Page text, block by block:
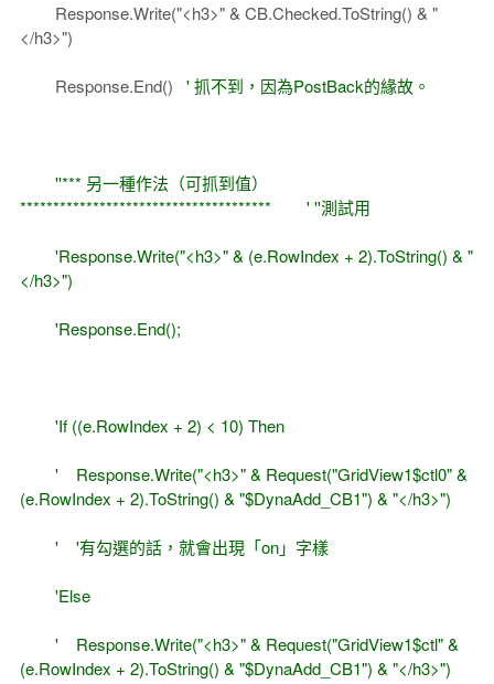
Response.Write("<h3>" & CB.Checked.ToString() & "
</h3>")
Response.End() ' 抓不到，因為PostBack的緣故。
''*** 另一種作法（可抓到值）
************************************** ' ''測試用
'Response.Write("<h3>" & (e.RowIndex + 2).ToString() & "
</h3>")
'Response.End();
'If ((e.RowIndex + 2) < 10) Then
' Response.Write("<h3>" & Request("GridView1$ctl0" &
(e.RowIndex + 2).ToString() & "$DynaAdd_CB1") & "</h3>")
' '有勾選的話，就會出現「on」字樣
'Else
' Response.Write("<h3>" & Request("GridView1$ctl" &
(e.RowIndex + 2).ToString() & "$DynaAdd_CB1") & "</h3>")